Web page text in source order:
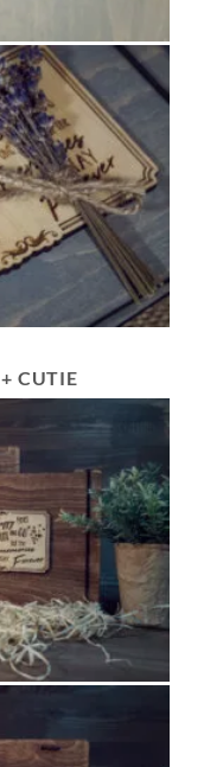
CUTIE